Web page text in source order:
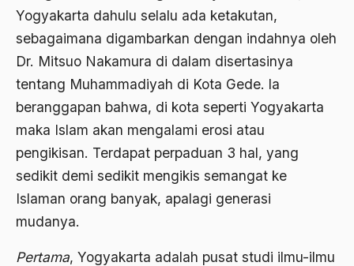
Yogyakarta dahulu selalu ada ketakutan,
sebagaimana digambarkan dengan indahnya oleh
Dr. Mitsuo Nakamura di dalam disertasinya
tentang Muhammadiyah di Kota Gede. la
beranggapan bahwa, di kota seperti Yogyakarta
maka Islam akan mengalami erosi atau
pengikisan. Terdapat perpaduan 3 hal, yang
sedikit demi sedikit mengikis semangat ke
Islaman orang banyak, apalagi generasi
mudanya.
Pertama, Yogyakarta adalah pusat studi ilmu-ilmu
2005
2004
2003
2002
2001
2000
1999
1998
Abolisi
Aboulhasan Bani Sadr
abri
Abu AMrin Ibnu Alla'
Abu Bakar Ba’asyir
Abu Hanifah
Abu Sangkan
Abu Zayd